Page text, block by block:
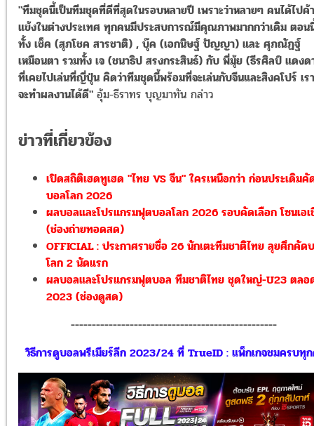
"ทีมชุดนี้เป็นทีมชุดที่ดีที่สุดในรอบหลายปี เพราะว่าหลายๆ คนได้ไปค้า
แข้งในต่างประเทศ ทุกคนมีประสบการณ์มีคุณภาพมากกว่าเดิม ตอน
ทั้ง เช็ค (สุภโชค สารชาติ) , บุ๊ค (เอกนิษฐ์ ปัญญา) และ ศุภณัฏฐ์
เหมือนตา รวมทั้ง เจ (ชนาธิป สรงกระสินธ์) กับ พี่มุ้ย (ธีรศิลป์ แดงด
ที่เคยไปเล่นที่ญี่ปุ่น คิดว่าทีมชุดนี้พร้อมที่จะเล่นกับจีนและสิงคโปร์ เร
จะทำผลงานได้ดี" อุ้ม-ธีราทร บุญมาทัน กล่าว
ข่าวที่เกี่ยวข้อง
เปิดสถิติเฮดทูเฮด "ไทย VS จีน" ใครเหนือกว่า ก่อนประเดิมคั
บอลโลก 2026
ผลบอลและโปรแกรมฟุตบอลโลก 2026 รอบคัดเลือก โซนเอ
(ช่องถ่ายทอดสด)
OFFICIAL : ประกาศรายชื่อ 26 นักเตะทีมชาติไทย ลุยศึกคัด
โลก 2 นัดแรก
ผลบอลและโปรแกรมฟุตบอล ทีมชาติไทย ชุดใหญ่-U23 ตล
2023 (ช่องดูสด)
-------------------------------------------------
วิธีการดูบอลพรีเมียร์ลีก 2023/24 ที่ TrueID : แพ็กเกจชมครบทุ